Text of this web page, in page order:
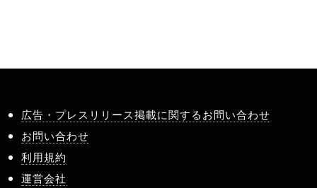
広告・プレスリリース掲載に関するお問い合わせ
お問い合わせ
利用規約
運営会社